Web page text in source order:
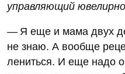
управляющий
— Я еще и мама двух
не знаю. А вообще
лениться. И еще надо